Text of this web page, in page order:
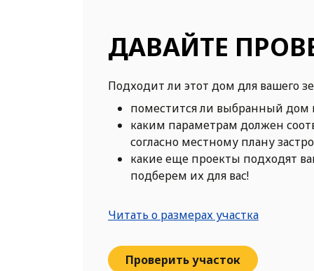
ДАВАЙТЕ
Подходит ли этот дом для вашего
поместится ли выбранный дом
каким параметрам должен
согласно местному плану
какие еще проекты подходят
подберем их для вас!
Читать о размерах участка
Проверить участок